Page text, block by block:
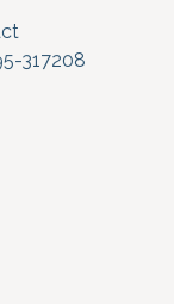
317208